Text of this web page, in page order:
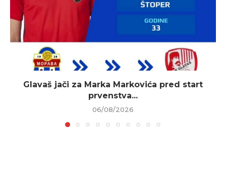
Glavaš jači za Marka Markovića pred start
prvenstva...
06/08/2026